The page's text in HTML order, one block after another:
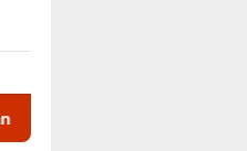
Minta Bupati Tinjau